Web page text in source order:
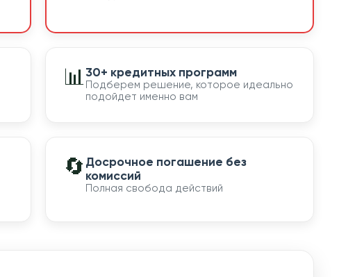
📊30+ кредитных программ
Подберем решение, которое идеально
подойдет именно вам
🔄 Досрочное погашение без
комиссий
Полная свобода действий